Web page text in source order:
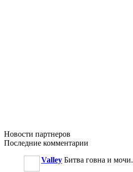
Новости партнеров
Последние комментарии
Valley Битва говна и мочи.